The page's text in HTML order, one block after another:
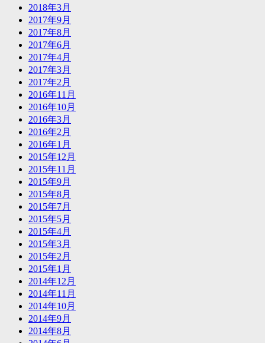
2018年3月
2017年9月
2017年8月
2017年6月
2017年4月
2017年3月
2017年2月
2016年11月
2016年10月
2016年3月
2016年2月
2016年1月
2015年12月
2015年11月
2015年9月
2015年8月
2015年7月
2015年5月
2015年4月
2015年3月
2015年2月
2015年1月
2014年12月
2014年11月
2014年10月
2014年9月
2014年8月